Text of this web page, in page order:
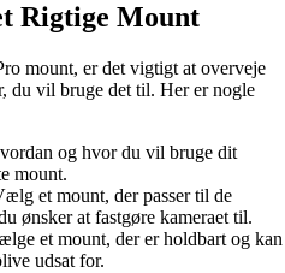
Rigtige Mount
mount, er det vigtigt at overveje
du vil bruge det til. Her er nogle
og hvor du vil bruge dit
mount.
et mount, der passer til de
ønsker at fastgøre kameraet til.
et mount, der er holdbart og kan
udsat for.